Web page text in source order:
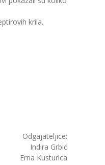
krila.
Grbić